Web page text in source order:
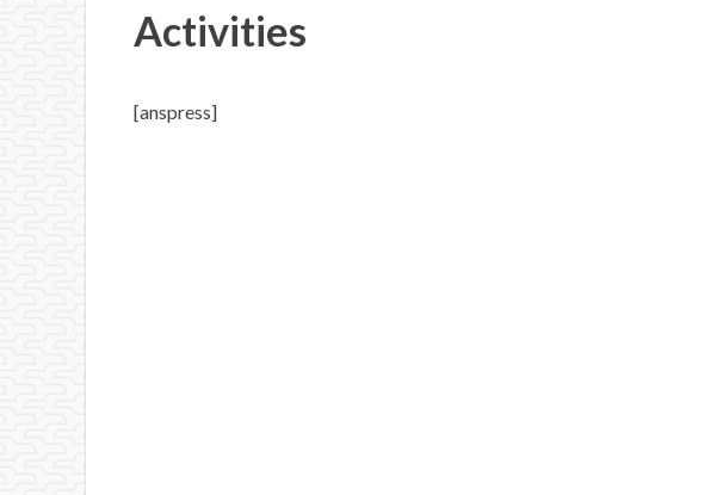
Activities
[anspress]